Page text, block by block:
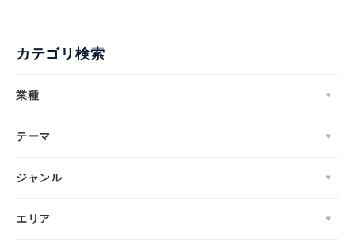
カテゴリ検索
業種
テーマ
ジャンル
エリア